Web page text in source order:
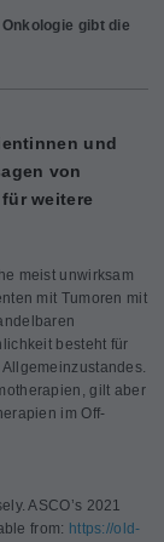
gibt die
und
von
weitere
meist unwirksam
mit Tumoren mit
besteht für
gilt aber
im Off-
ASCO’s 2021
from: https://old-